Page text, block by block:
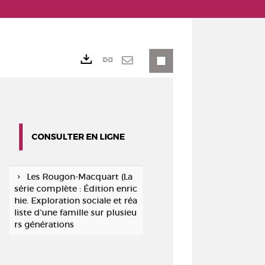
Lien
CONSULTER EN LIGNE
Les Rougon-Macquart (La
série complète : Édition enric
hie. Exploration sociale et réa
liste d'une famille sur plusieu
rs générations